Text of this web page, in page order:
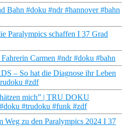
Bahn #doku #ndr #hannover #bahn
Paralympics schaffen I 37 Grad
Carmen #ndr #doku #bahn
– So hat die Diagnose ihr Leben
#zdf
mich” | TRU DOKU
#trudoku #funk #zdf
Weg zu den Paralympics 2024 I 37